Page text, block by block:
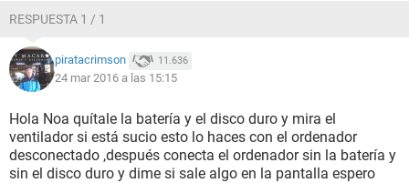
RESPUESTA 1 / 1
piratacrimson 11.636
24 mar 2016 a las 15:15
Hola Noa quítale la batería y el disco duro y mira el
ventilador si está sucio esto lo haces con el ordenador
desconectado ,después conecta el ordenador sin la batería y
sin el disco duro y dime si sale algo en la pantalla espero